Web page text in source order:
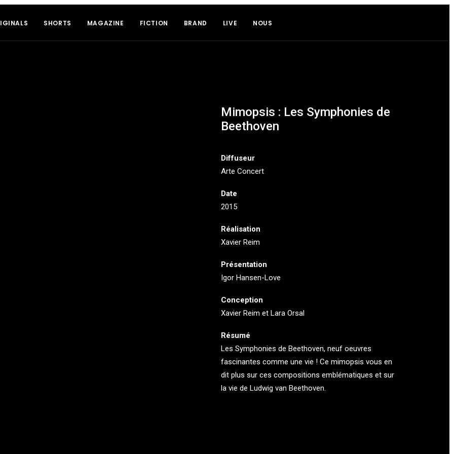
SHORTS MAGAZINE FICTION BRAND LIVE NOUS
Mimopsis : Les Symphonies de
Beethoven
Diffuseur
Arte Concert
Date
2015
Réalisation
Xavier Reim
Présentation
Igor Hansen-Love
Conception
Xavier Reim et Lara Orsal
Résumé
Les Symphonies de Beethoven, neuf oeuvres
fascinantes comme une vie ! Ce mimopsis vous en
dit plus sur ces compositions emblématiques et sur
la vie de Ludwig van Beethoven.